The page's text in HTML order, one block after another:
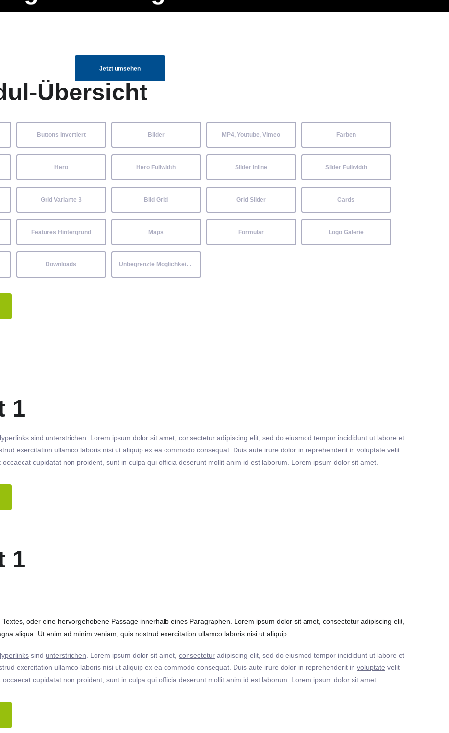
Jetzt umsehen
Übersicht
Buttons Invertiert Bilder MP4, Youtube, Vimeo Farben
Hero Hero Fullwidth Slider Inline Slider Fullwidth
Grid Variante 3 Bild Grid Grid Slider Cards
Features Hintergrund Maps Formular Logo Galerie
Downloads Unbegrenzte Möglichkeiten
1
sind unterstrichen . Lorem ipsum dolor sit amet, consectetur adipiscing elit, sed do eiusmod tempor incididunt ut labore et
exercitation ullamco laboris nisi ut aliquip ex ea commodo consequat. Duis aute irure dolor in reprehenderit in voluptate velit
cupidatat non proident, sunt in culpa qui officia deserunt mollit anim id est laborum. Lorem ipsum dolor sit amet.
1
oder eine hervorgehobene Passage innerhalb eines Paragraphen. Lorem ipsum dolor sit amet, consectetur adipiscing elit,
aliqua. Ut enim ad minim veniam, quis nostrud exercitation ullamco laboris nisi ut aliquip.
sind unterstrichen. Lorem ipsum dolor sit amet, consectetur adipiscing elit, sed do eiusmod tempor incididunt ut labore et
exercitation ullamco laboris nisi ut aliquip ex ea commodo consequat. Duis aute irure dolor in reprehenderit in voluptate velit
cupidatat non proident, sunt in culpa qui officia deserunt mollit anim id est laborum. Lorem ipsum dolor sit amet.